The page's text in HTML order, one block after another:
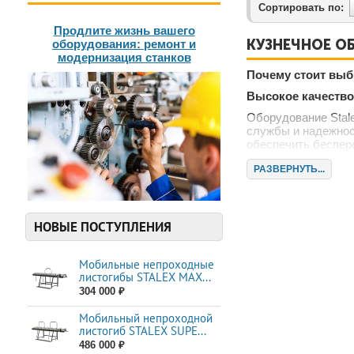
Продлите жизнь вашего
оборудования: ремонт и
модернизация станков
НОВЫЕ ПОСТУПЛЕНИЯ
Мобильные непроходные
листогибы STALEX МАХ...
304 000 ₽
Мобильный непроходной
листогиб STALEX SUPE...
486 000 ₽
Сортировать по:
КУЗНЕЧНОЕ
Почему стоит
Высокое
Оборудование
службы и
обеспечить
Инновационные
РАЗВЕРНУТЬ...